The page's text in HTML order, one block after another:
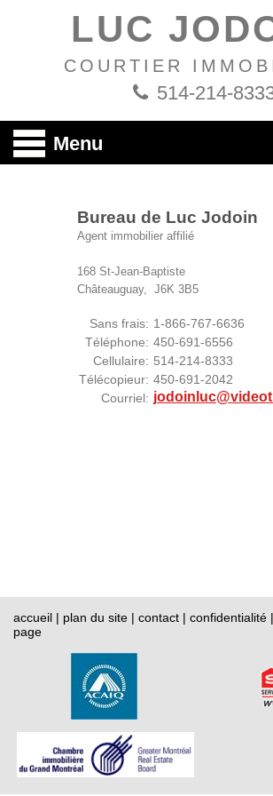
LUC
COURTIER
514-214-
Menu
Bureau de Luc Jodoin
Agent immobilier affilié
168 St-Jean-Baptiste
Châteauguay, J6K 3B5
Sans frais:
Téléphone:
Cellulaire:
Télécopieur:
Courriel:
1-866-767-6636
450-691-6556
514-214-8333
450-691-2042
accueil | plan du site | contact | confidentialité |
page